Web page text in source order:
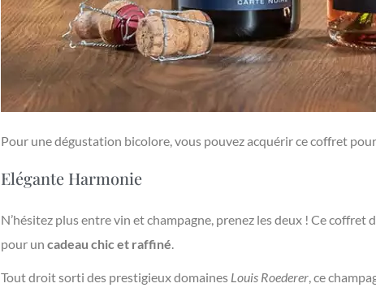
Pour une dégustation bicolore, vous pouvez acquérir ce coffret
Elégante Harmonie
N’hésitez plus entre vin et champagne, prenez les deux ! Ce coffret
pour un cadeau chic et raffiné
Tout droit sorti des prestigieux domaines Louis Roederer, ce